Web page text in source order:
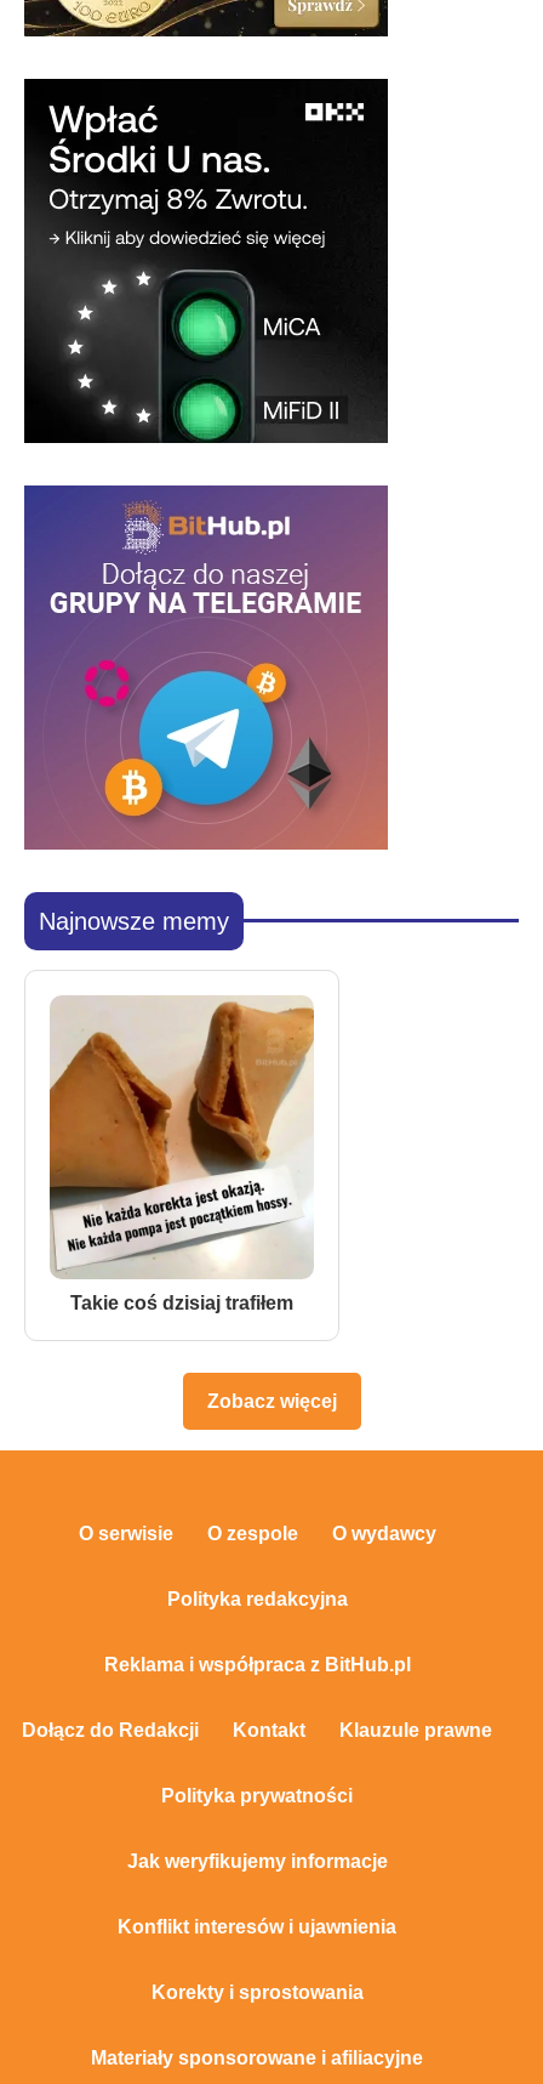
Najnowsze memy
Takie coś dzisiaj trafiłem
Zobacz więcej
O serwisie O zespole O wydawcy
Polityka redakcyjna
Reklama i współpraca z BitHub.pl
Dołącz do Redakcji Kontakt Klauzule prawne
Polityka prywatności
Jak weryfikujemy informacje
Konflikt interesów i ujawnienia
Korekty i sprostowania
Materiały sponsorowane i afiliacyjne